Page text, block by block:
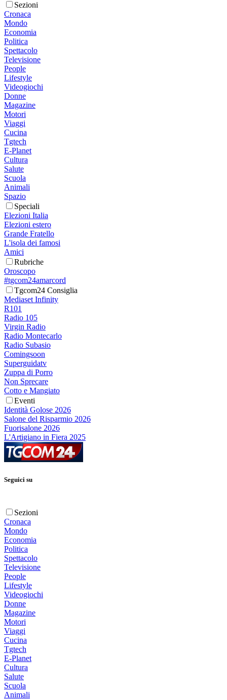
Sezioni
Cronaca
Mondo
Economia
Politica
Spettacolo
Televisione
People
Lifestyle
Videogiochi
Donne
Magazine
Motori
Viaggi
Cucina
Tgtech
E-Planet
Cultura
Salute
Scuola
Animali
Spazio
Speciali
Elezioni Italia
Elezioni estero
Grande Fratello
L'isola dei famosi
Amici
Rubriche
Oroscopo
#tgcom24amarcord
Tgcom24 Consiglia
Mediaset Infinity
R101
Radio 105
Virgin Radio
Radio Montecarlo
Radio Subasio
Comingsoon
Superguidatv
Zuppa di Porro
Non Sprecare
Cotto e Mangiato
Eventi
Identità Golose 2026
Salone del Risparmio 2026
Fuorisalone 2026
L'Artigiano in Fiera 2025
Seguici su
Sezioni
Cronaca
Mondo
Economia
Politica
Spettacolo
Televisione
People
Lifestyle
Videogiochi
Donne
Magazine
Motori
Viaggi
Cucina
Tgtech
E-Planet
Cultura
Salute
Scuola
Animali